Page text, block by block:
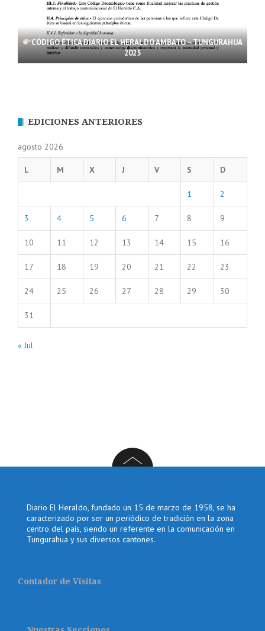
CÓDIGO ÉTICA DIARIO EL HERALDO AMBATO – TUNGURAHUA
2025
EDICIONES ANTERIORES
agosto 2026
L M X J V S D
1 2
3 4 5 6 7 8 9
10 11 12 13 14 15 16
17 18 19 20 21 22 23
24 25 26 27 28 29 30
31
« Jul
Diario El Heraldo, fundado un 15 de marzo de 1958, se ha
caracterizado por ser un periódico de tradición en la zona
centro del país, siendo un referente en la comunicación en
Tungurahua y sus diversos cantones.
Contador de Visitas